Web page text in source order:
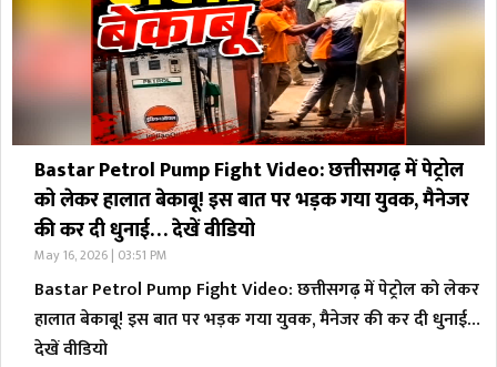
Bastar Petrol Pump Fight Video: छत्तीसगढ़ में पेट्रोल
को लेकर हालात बेकाबू! इस बात पर भड़क गया युवक, मैनेजर
की कर दी धुनाई… देखें वीडियो
May 16, 2026 | 03:51 PM
Bastar Petrol Pump Fight Video: छत्तीसगढ़ में पेट्रोल को लेकर
हालात बेकाबू! इस बात पर भड़क गया युवक, मैनेजर की कर दी धुनाई…
देखें वीडियो